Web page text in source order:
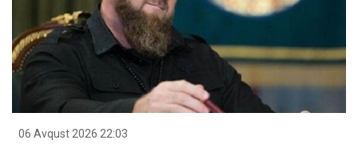
06 Avqust 2026 22:03